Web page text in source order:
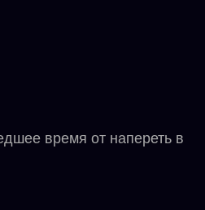
время от напереть в